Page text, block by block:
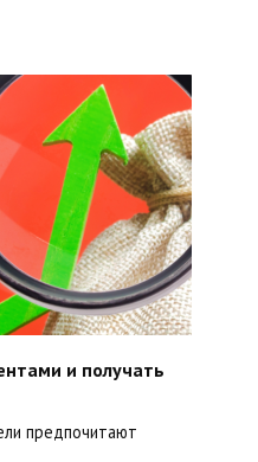
и получать
предпочитают